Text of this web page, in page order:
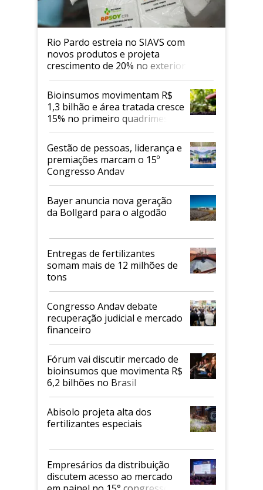
Rio Pardo estreia no SIAVS com
novos produtos e projeta
crescimento de 20% no exterior
Bioinsumos movimentam R$
1,3 bilhão e área tratada cresce
15% no primeiro quadrimestre
de 2026
Gestão de pessoas, liderança e
premiações marcam o 15º
Congresso Andav
Bayer anuncia nova geração
da Bollgard para o algodão
Entregas de fertilizantes
somam mais de 12 milhões de
tons
Congresso Andav debate
recuperação judicial e mercado
financeiro
Fórum vai discutir mercado de
bioinsumos que movimenta R$
6,2 bilhões no Brasil
Abisolo projeta alta dos
fertilizantes especiais
Empresários da distribuição
discutem acesso ao mercado